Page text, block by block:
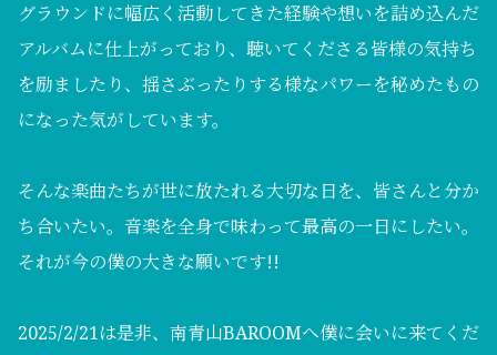
グラウンドに幅広く活動してきた経験や想いを詰め込んだ
アルバムに仕上がっており、聴いてくださる皆様の気持ち
を励ましたり、揺さぶったりする様なパワーを秘めたもの
になった気がしています。
そんな楽曲たちが世に放たれる大切な日を、皆さんと分か
ち合いたい。音楽を全身で味わって最高の一日にしたい。
それが今の僕の大きな願いです!!
2025/2/21は是非、南青山BAROOMへ僕に会いに来てくだ